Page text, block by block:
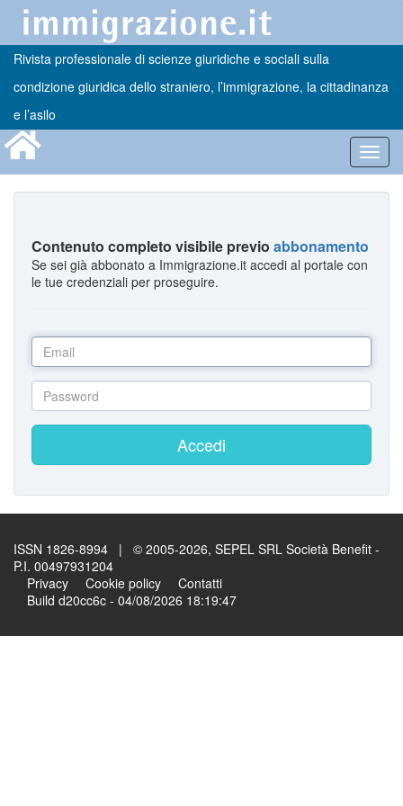
Rivista professionale di scienze giuridiche e sociali sulla
condizione giuridica dello straniero, l’immigrazione, la cittadinanza
e l’asilo
Contenuto completo visibile previo abbonamento
Se sei già abbonato a Immigrazione.it accedi al portale con
le tue credenziali per proseguire.
Accedi
ISSN 1826-8994 | © 2005-2026, SEPEL SRL Società Benefit -
P.I. 00497931204
Privacy
Cookie policy
Contatti
Build d20cc6c - 04/08/2026 18:19:47